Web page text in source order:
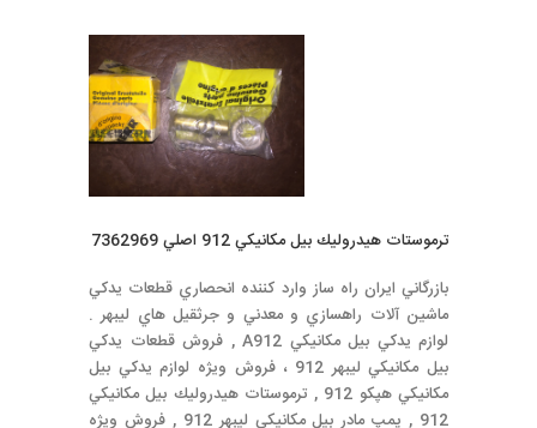
ترموستات هيدروليك بيل مكانيكي 912 اصلي 7362969
بازرگاني ايران راه ساز وارد كننده انحصاري قطعات يدكي
ماشين آلات راهسازي و معدني و جرثقيل هاي ليبهر .
لوازم يدكي بيل مكانيكي A912 , فروش قطعات يدكي
بيل مكانيكي ليبهر 912 ، فروش ويژه لوازم يدكي بيل
مكانيكي هپكو 912 , ترموستات هيدروليك بيل مكانيكي
912 , پمپ مادر بيل مكانيكي ليبهر 912 , فروش ويژه